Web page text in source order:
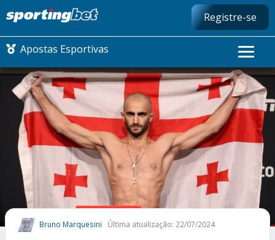
Registre-se
Apostas Esportivas
CONMEBOL LIBERTADORES
FUTEBOL NACIONAL
FUTEBOL INTERNACIONAL
COMO APOSTAR
MAIS ESPORTES
Bruno Marquesini Última atualização: 22/07/2024